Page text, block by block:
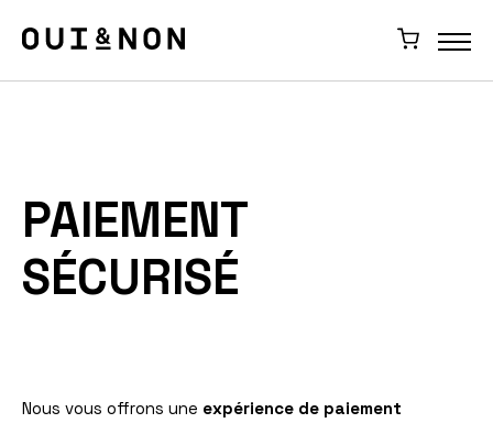
PAIEMENT
SÉCURISÉ
Nous vous offrons une expérience de paiement